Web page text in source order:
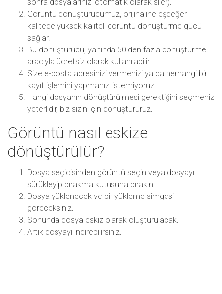
sonra dosyalarınızı otomatik olarak siler).
Görüntü dönüştürücümüz, orijinaline eşdeğer
kalitede yüksek kaliteli görüntü dönüştürme gücü
sağlar.
Bu dönüştürücü, yanında 50'den fazla dönüştürme
aracıyla ücretsiz olarak kullanılabilir.
Size e-posta adresinizi vermenizi ya da herhangi bir
kayıt işlemini yapmanızı istemiyoruz.
Hangi dosyanın dönüştürülmesi gerektiğini seçmeniz
yeterlidir, biz sizin için dönüştürürüz.
Görüntü nasıl eskize
dönüştürülür?
Dosya seçicisinden görüntü seçin veya dosyayı
sürükleyip bırakma kutusuna bırakın.
Dosya yüklenecek ve bir yükleme simgesi
göreceksiniz.
Sonunda dosya eskiz olarak oluşturulacak.
Artık dosyayı indirebilirsiniz.